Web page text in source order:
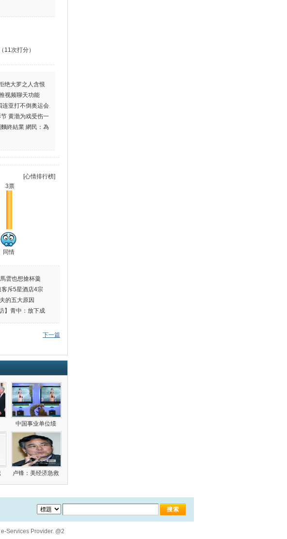
（11次打分）
绝大罗之人含恨
视频聊天功能
连亚打不倒奥运会
节 黄渤为戏受伤一
終結業 網民：為
[心情排行榜]
3票
同情
雲也想搶杯羹
斥5星酒店4宗
的五大原因
】青中：放下成
下一篇
中国事业单位绩
卢锋：美经济急救
Services Provider. @2